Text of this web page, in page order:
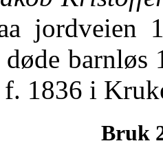
jordveien
døde
1836 i
Bruk